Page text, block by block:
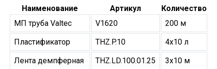
Наименование Артикул
Количество
МП труба Valtec
V1620 200 м
Пластификатор THZ.P.10 4х10 л
Лента демпферная THZ.LD.100.01.25 3х10 м